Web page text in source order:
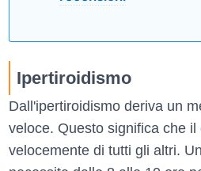
Ipertiroidismo
Dall'ipertiroidismo deriva un
veloce. Questo significa che
velocemente di tutti gli altri.